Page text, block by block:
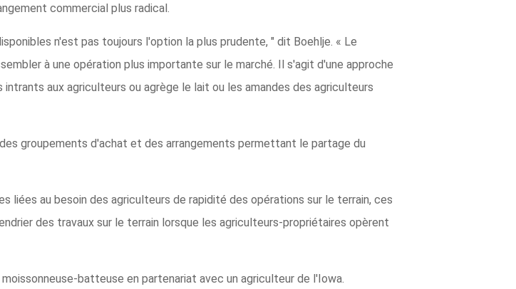
commercial plus radical.
n'est pas toujours l'option la plus prudente, " dit Boehlje. « Le
à une opération plus importante sur le marché. Il s'agit d'une approche
aux agriculteurs ou agrège le lait ou les amandes des agriculteurs
groupements d'achat et des arrangements permettant le partage du
liées au besoin des agriculteurs de rapidité des opérations sur le terrain, ces
des travaux sur le terrain lorsque les agriculteurs-propriétaires opèrent
batteuse en partenariat avec un agriculteur de l'Iowa.